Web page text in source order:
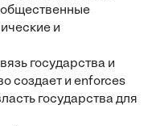
и
государства и
создает и enforces
государства для